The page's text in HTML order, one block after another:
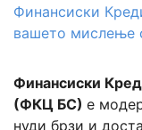
Финансиски
вашето мислење
Финансиски
(ФКЦ БС) е
нуди брзи и